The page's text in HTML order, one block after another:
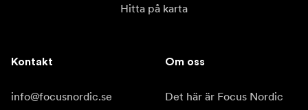
Hitta på karta
Kontakt
info@focusnordic.se
Om oss
Det här är Focus Nordic